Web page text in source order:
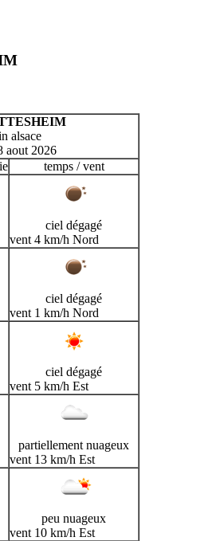
alsace
aout 2026
temps / vent
ciel dégagé
vent 4 km/h Nord
ciel dégagé
vent 1 km/h Nord
ciel dégagé
vent 5 km/h Est
partiellement nuageux
vent 13 km/h Est
peu nuageux
vent 10 km/h Est